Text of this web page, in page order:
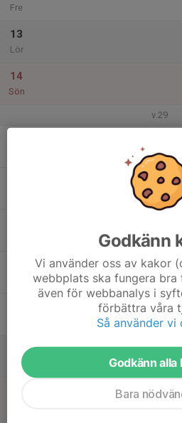
Fre
13
Lör
14
Sön
v.29
Lör
Godkänn
Vi använder oss av kakor
webbplats ska fungera bra
även för webbanalys i
förbättra våra
Så använder vi
Godkänn alla
Bara